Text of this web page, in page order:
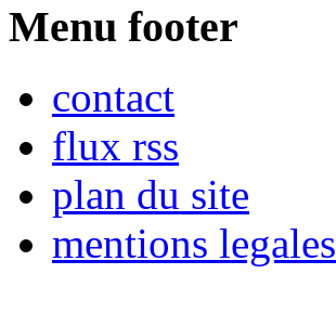
Menu footer
contact
flux rss
plan du site
mentions legales